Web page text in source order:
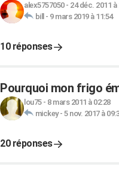
alex5757050- 24 déc. 2011 à
bill - 9 mars 2019 à 11:54
10 réponses
Pourquoi mon frigo
lou75- 8 mars 2011 à 02:28
mickey- 5 nov. 2017 à
20 réponses